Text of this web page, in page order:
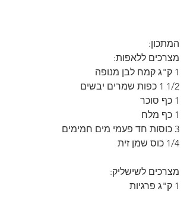
המתכון:
מצרכים ללאפות:
1 ק"ג קמח לבן מנופה
1/2 1 כפות שמרים יבשים
1 כף סוכר
1 כף מלח
3 כוסות חד פעמי מים חמימים
1/4 כוס שמן זית
מצרכים לשישליק:
1 ק"ג פרגיות